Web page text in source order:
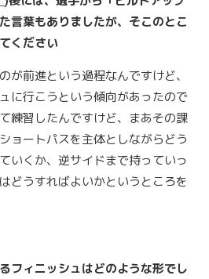
言葉もありましたが、そこのとこ
ください
が前進という過程なんですけど、
に行こうという傾向があったので
練習したんですけど、まあその課
ョートパスを主体としながらどう
いくか、逆サイドまで持っていっ
どうすればよいかというところを
ィニッシュはどのような形でし